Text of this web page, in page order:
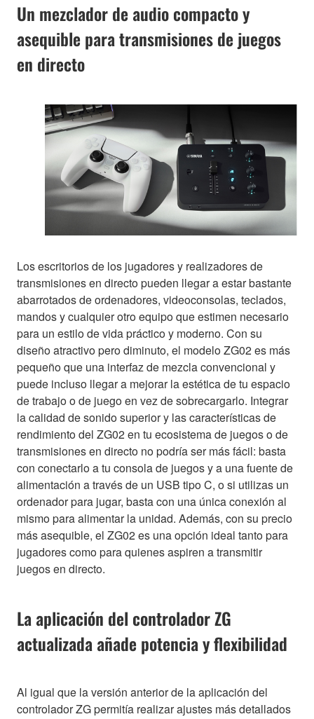
Un mezclador de audio compacto y
asequible para transmisiones de juegos
en directo
Los escritorios de los jugadores y realizadores de
transmisiones en directo pueden llegar a estar bastante
abarrotados de ordenadores, videoconsolas, teclados,
mandos y cualquier otro equipo que estimen necesario
para un estilo de vida práctico y moderno. Con su
diseño atractivo pero diminuto, el modelo ZG02 es más
pequeño que una interfaz de mezcla convencional y
puede incluso llegar a mejorar la estética de tu espacio
de trabajo o de juego en vez de sobrecargarlo. Integrar
la calidad de sonido superior y las características de
rendimiento del ZG02 en tu ecosistema de juegos o de
transmisiones en directo no podría ser más fácil: basta
con conectarlo a tu consola de juegos y a una fuente de
alimentación a través de un USB tipo C, o si utilizas un
ordenador para jugar, basta con una única conexión al
mismo para alimentar la unidad. Además, con su precio
más asequible, el ZG02 es una opción ideal tanto para
jugadores como para quienes aspiren a transmitir
juegos en directo.
La aplicación del controlador ZG
actualizada añade potencia y flexibilidad
Al igual que la versión anterior de la aplicación del
controlador ZG permitía realizar ajustes más detallados